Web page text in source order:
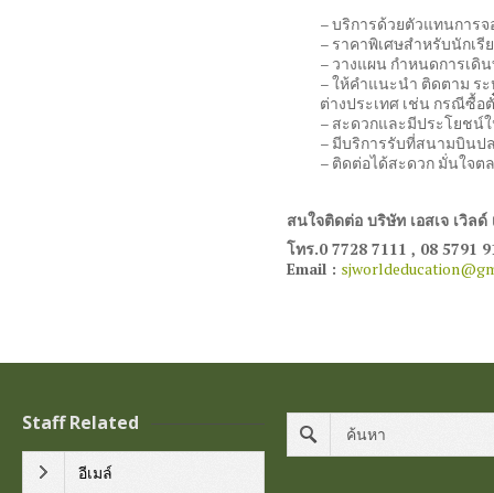
– บริการด้วยตัวแทนการ
– ราคาพิเศษสำหรับนักเ
– วางแผน กำหนดการเดิ
– ให้คำแนะนำ ติดตาม ระ
ต่างประเทศ เช่น กรณีซื้อ
– สะดวกและมีประโยชน์
– มีบริการรับที่สนามบินป
– ติดต่อได้สะดวก มั่นใจต
สนใจติดต่อ บริษัท เอสเจ เวิล
โทร.0 7728 7111 , 08 5791
Email :
Staff Related
อีเมล์